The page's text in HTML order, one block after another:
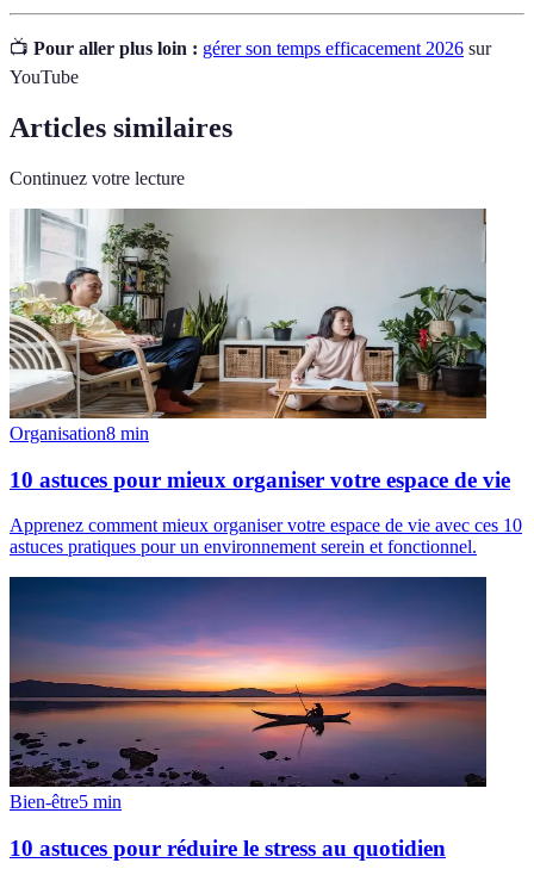
📺 Pour aller plus loin : gérer son temps efficacement 2026 sur
YouTube
Articles similaires
Continuez votre lecture
Organisation8 min
10 astuces pour mieux organiser votre espace de vie
Apprenez comment mieux organiser votre espace de vie avec ces 10
astuces pratiques pour un environnement serein et fonctionnel.
Bien-être5 min
10 astuces pour réduire le stress au quotidien